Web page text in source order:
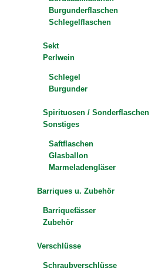
Burgunderflaschen
Schlegelflaschen
Sekt
Perlwein
Schlegel
Burgunder
Spirituosen / Sonderflaschen
Sonstiges
Saftflaschen
Glasballon
Marmeladengläser
Barriques u. Zubehör
Barriquefässer
Zubehör
Verschlüsse
Schraubverschlüsse